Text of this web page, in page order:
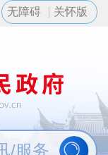
无障碍 关怀版